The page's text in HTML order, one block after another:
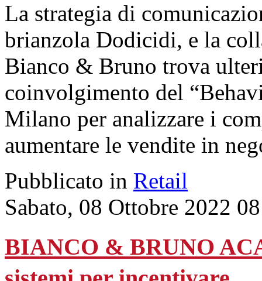
La strategia di
brianzola Dodicidi, e la
Bianco & Bruno trova
coinvolgimento del
Milano per analizzare i
aumentare le vendite in
Pubblicato in Retail
Sabato, 08 Ottobre 2022
BIANCO & BRUNO